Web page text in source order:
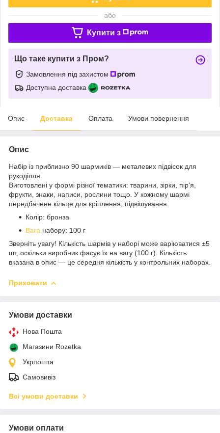
або
Купити з
Що таке купити з Пром?
Замовлення під захистом
Доступна доставка
Опис Доставка Оплата Умови повернення
Опис
Набір із приблизно 90 шармиків — металевих підвісок для
рукоділля.
Виготовлені у формі різної тематики: тварини, зірки, пір'я,
фрукти, знаки, написи, рослини тощо. У кожному шармі
передбачене кільце для кріплення, підвішування.
Колір: бронза
Вага набору: 100 г
Зверніть увагу! Кількість шармів у наборі може варіюватися ±5
шт, оскільки виробник фасує їх на вагу (100 г). Кількість
вказана в опис — це середня кількість у контрольних наборах.
Приховати
Умови доставки
Нова Пошта
Магазини Rozetka
Укрпошта
Самовивіз
Всі умови доставки
Умови оплати